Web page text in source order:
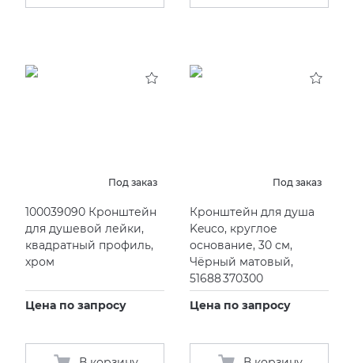
Под заказ
100039090 Кронштейн
для душевой лейки,
квадратный профиль,
хром
Цена по запросу
Под заказ
Кронштейн для душа
Keuco, круглое
основание, 30 см,
Чёрный матовый,
51688 370300
Цена по запросу